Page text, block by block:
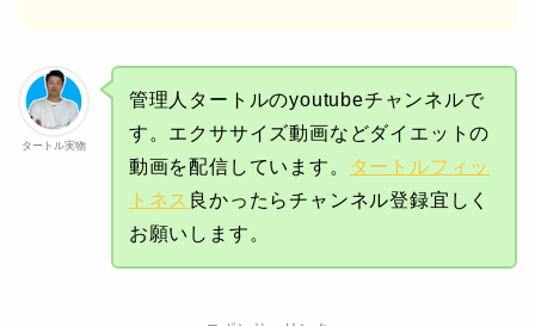
タートル実物
管理人タートルのyoutubeチャンネルで
す。エクササイズ動画などダイエットの
動画を配信しています。
タートルフィッ
トネス 良かったらチャンネル登録宜しく
お願いします。